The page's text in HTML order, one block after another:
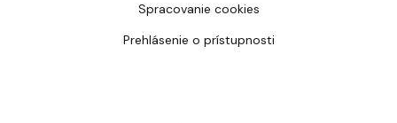
Spracovanie cookies
Prehlásenie o prístupnosti